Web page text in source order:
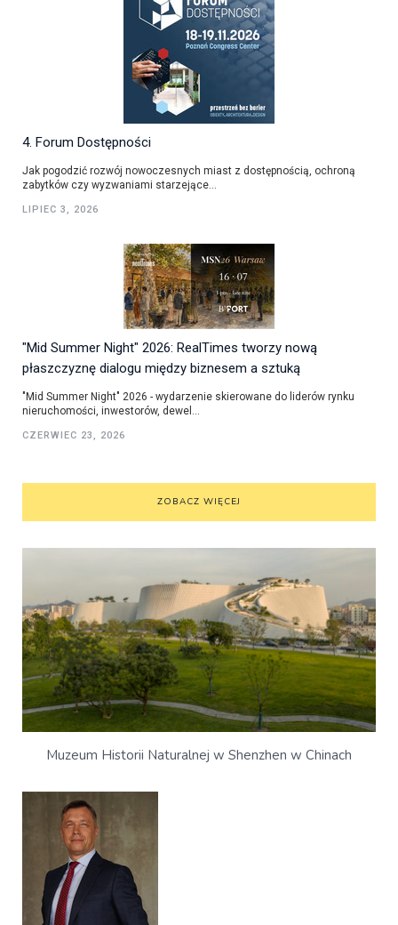
4. Forum Dostępności
Jak pogodzić rozwój nowoczesnych miast z dostępnością, ochroną
zabytków czy wyzwaniami starzejące...
LIPIEC 3, 2026
"Mid Summer Night" 2026: RealTimes tworzy nową
płaszczyznę dialogu między biznesem a sztuką
"Mid Summer Night" 2026 - wydarzenie skierowane do liderów rynku
nieruchomości, inwestorów, dewel...
CZERWIEC 23, 2026
ZOBACZ WIĘCEJ
Muzeum Historii Naturalnej w Shenzhen w Chinach